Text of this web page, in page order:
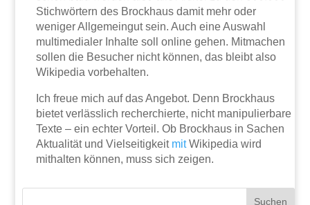
Stichwörtern des Brockhaus damit mehr oder
weniger Allgemeingut sein. Auch eine Auswahl
multimedialer Inhalte soll online gehen. Mitmachen
sollen die Besucher nicht können, das bleibt also
Wikipedia vorbehalten.
Ich freue mich auf das Angebot. Denn Brockhaus
bietet verlässlich recherchierte, nicht manipulierbare
Texte – ein echter Vorteil. Ob Brockhaus in Sachen
Aktualität und Vielseitigkeit mitWikipedia wird
mithalten können, muss sich zeigen.